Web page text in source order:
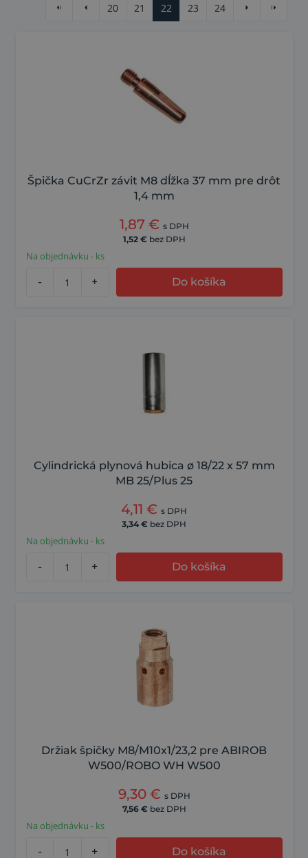
20 21 22 23 24
Špička CuCrZr závit M8 dĺžka 37 mm pre drôt
1,4 mm
1,87 € s DPH
1,52 € bez DPH
Na objednávku - ks
- + Do košíka
Cylindrická plynová hubica ø 18/22 x 57 mm
MB 25/Plus 25
4,11 € s DPH
3,34 € bez DPH
Na objednávku - ks
- + Do košíka
Držiak špičky M8/M10x1/23,2 pre ABIROB
W500/ROBO WH W500
9,30 € s DPH
7,56 € bez DPH
Na objednávku - ks
- + Do košíka